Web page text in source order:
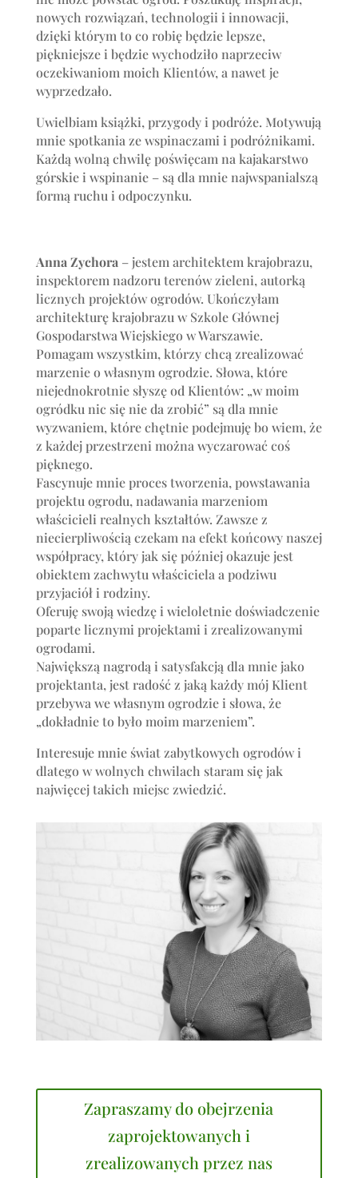
nowych rozwiązań, technologii i innowacji,
dzięki którym to co robię będzie lepsze,
piękniejsze i będzie wychodziło naprzeciw
oczekiwaniom moich Klientów, a nawet je
wyprzedzało.
Uwielbiam książki, przygody i podróże. Motywują
mnie spotkania ze wspinaczami i podróżnikami.
Każdą wolną chwilę poświęcam na kajakarstwo
górskie i wspinanie – są dla mnie najwspanialszą
formą ruchu i odpoczynku.
Anna Zychora – jestem architektem krajobrazu,
inspektorem nadzoru terenów zieleni, autorką
licznych projektów ogrodów. Ukończyłam
architekturę krajobrazu w Szkole Głównej
Gospodarstwa Wiejskiego w Warszawie.
Pomagam wszystkim, którzy chcą zrealizować
marzenie o własnym ogrodzie. Słowa, które
niejednokrotnie słyszę od Klientów: „w moim
ogródku nic się nie da zrobić” są dla mnie
wyzwaniem, które chętnie podejmuję bo wiem, że
z każdej przestrzeni można wyczarować coś
pięknego.
Fascynuje mnie proces tworzenia, powstawania
projektu ogrodu, nadawania marzeniom
właścicieli realnych kształtów. Zawsze z
niecierpliwością czekam na efekt końcowy naszej
współpracy, który jak się później okazuje jest
obiektem zachwytu właściciela a podziwu
przyjaciół i rodziny.
Oferuję swoją wiedzę i wieloletnie doświadczenie
poparte licznymi projektami i zrealizowanymi
ogrodami.
Największą nagrodą i satysfakcją dla mnie jako
projektanta, jest radość z jaką każdy mój Klient
przebywa we własnym ogrodzie i słowa, że
„dokładnie to było moim marzeniem”.
Interesuje mnie świat zabytkowych ogrodów i
dlatego w wolnych chwilach staram się jak
najwięcej takich miejsc zwiedzić.
Zapraszamy do obejrzenia
zaprojektowanych i
zrealizowanych przez nas